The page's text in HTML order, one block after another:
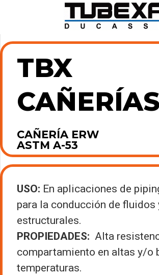
TBX
CAÑERÍAS
CAÑERÍA ERW
ASTM A-53
USO: En aplicaciones de
para la conducción de fluidos
estructurales.
PROPIEDADES: Alta
compartamiento en altas y/o
temperaturas.